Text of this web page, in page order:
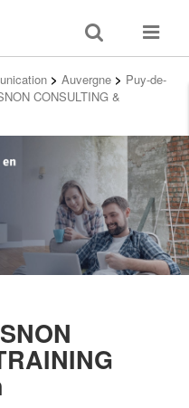
Toggle
search
Toggle
> Auvergne > Puy-de-
CONSULTING &